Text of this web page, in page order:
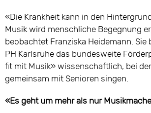
«Die Krankheit kann in den
Musik wird menschliche Begegnung
beobachtet Franziska Heidemann. Sie
PH Karlsruhe das bundesweite
fit mit Musik» wissenschaftlich, bei
gemeinsam mit Senioren singen.
«Es geht um mehr als nur